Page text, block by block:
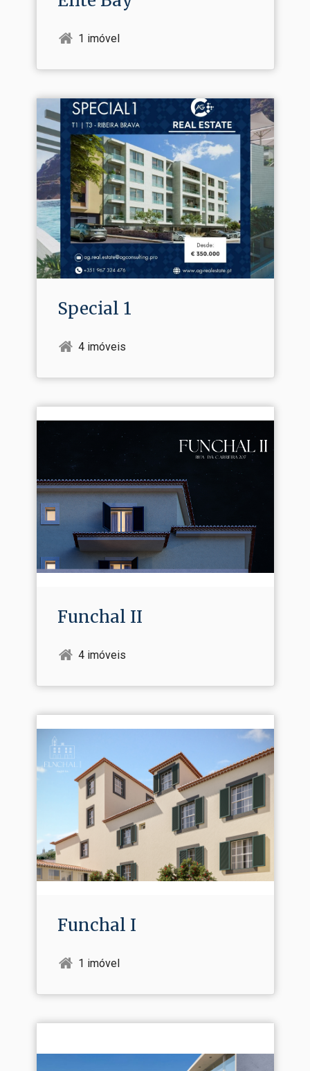
1 imóvel
Special 1
4 imóveis
Funchal II
4 imóveis
Funchal I
1 imóvel